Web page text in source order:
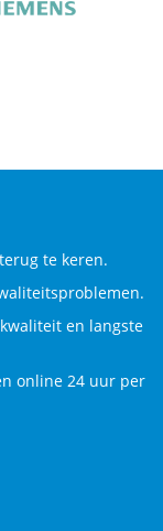
te keren.
en langste
online 24 uur per